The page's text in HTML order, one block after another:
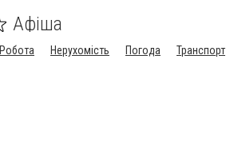
Афіша
Робота Нерухомість Погода
Транспорт